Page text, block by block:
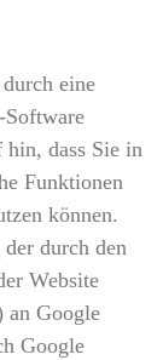
eine
Software
dass Sie in
Funktionen
können.
durch den
Website
an Google
Google